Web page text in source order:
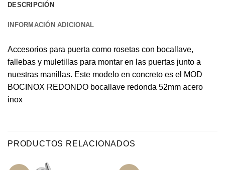
DESCRIPCIÓN
INFORMACIÓN ADICIONAL
Accesorios para puerta como rosetas con bocallave,
fallebas y muletillas para montar en las puertas junto a
nuestras manillas. Este modelo en concreto es el MOD
BOCINOX REDONDO bocallave redonda 52mm acero
inox
PRODUCTOS RELACIONADOS